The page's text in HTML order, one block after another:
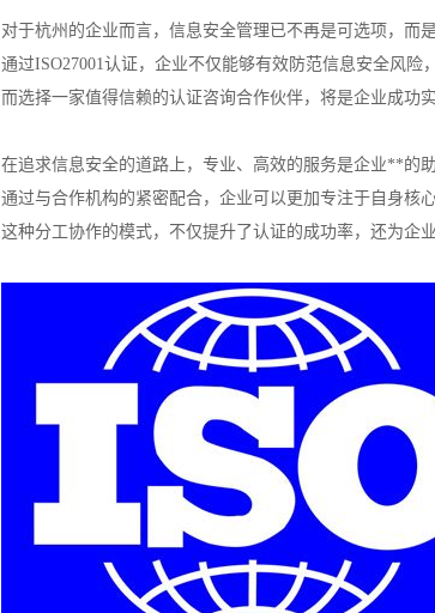
对于杭州的企业而言，信息安全管理已不再是可选项，而是
通过ISO27001认证，企业不仅能够有效防范信息安全风险
而选择一家值得信赖的认证咨询合作伙伴，将是企业成功
在追求信息安全的道路上，专业、高效的服务是企业**的助
通过与合作机构的紧密配合，企业可以更加专注于自身核
这种分工协作的模式，不仅提升了认证的成功率，还为企